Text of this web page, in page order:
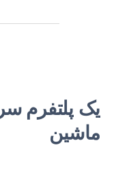
یک پلتفرم
ماشین